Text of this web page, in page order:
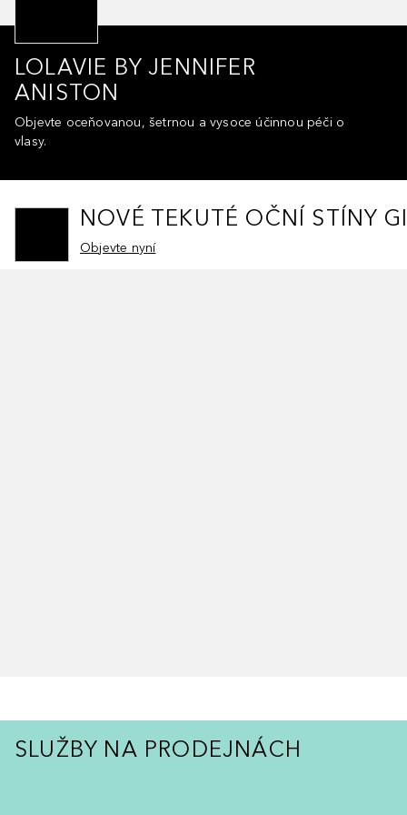
LOLAVIE BY JENNIFER
ANISTON
Objevte oceňovanou, šetrnou a vysoce účinnou péči o
vlasy.
NOVÉ TEKUTÉ OČNÍ STÍNY
Objevte nyní
SLUŽBY NA PRODEJNÁCH